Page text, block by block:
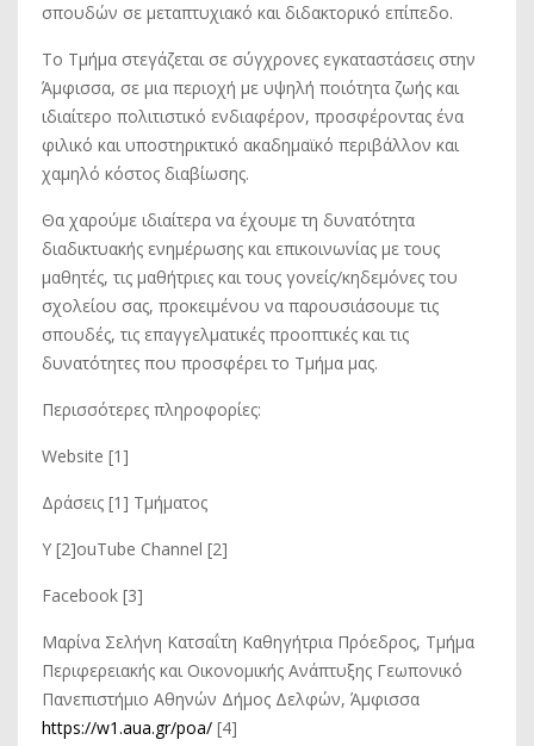
σπουδών σε μεταπτυχιακό και διδακτορικό επίπεδο.
Το Τμήμα στεγάζεται σε σύγχρονες εγκαταστάσεις στην
Άμφισσα, σε μια περιοχή με υψηλή ποιότητα ζωής και
ιδιαίτερο πολιτιστικό ενδιαφέρον, προσφέροντας ένα
φιλικό και υποστηρικτικό ακαδημαϊκό περιβάλλον και
χαμηλό κόστος διαβίωσης.
Θα χαρούμε ιδιαίτερα να έχουμε τη δυνατότητα
διαδικτυακής ενημέρωσης και επικοινωνίας με τους
μαθητές, τις μαθήτριες και τους γονείς/κηδεμόνες του
σχολείου σας, προκειμένου να παρουσιάσουμε τις
σπουδές, τις επαγγελματικές προοπτικές και τις
δυνατότητες που προσφέρει το Τμήμα μας.
Περισσότερες πληροφορίες:
Website [1]
Δράσεις [1] Τμήματος
Y [2]ouTube Channel [2]
Facebook [3]
Μαρίνα Σελήνη Κατσαΐτη Καθηγήτρια Πρόεδρος, Τμήμα
Περιφερειακής και Οικονομικής Ανάπτυξης Γεωπονικό
Πανεπιστήμιο Αθηνών Δήμος Δελφών, Άμφισσα
https://w1.aua.gr/poa/ [4]